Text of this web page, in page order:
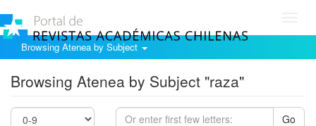
Browsing Atenea by Subject
Browsing Atenea by Subject "raza"
Go